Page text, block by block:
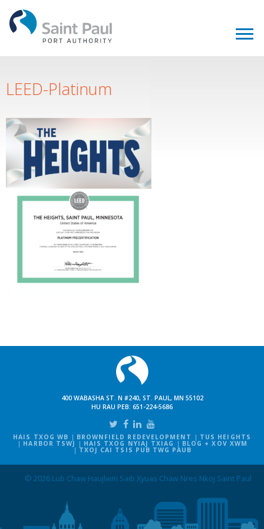
LEED-Platinum
400 WABASHA ST. N #240, ST. PAUL, MN 55102
HU RAU PEB: 651-224-5686
HAIS TXOG WB BROWNFIELD REDEVELOPMENT TUS HEIGHTS
HARBOR TSWJ HAIS TXOG NYIAJ TXIAG BLOG + XOV XWM
TXOJ CAI TSIS PUB TWG PAUB
© 2026 Lub Chaw Haujlwm Saib Xyuas Chaw Nres Nkoj Saint Paul